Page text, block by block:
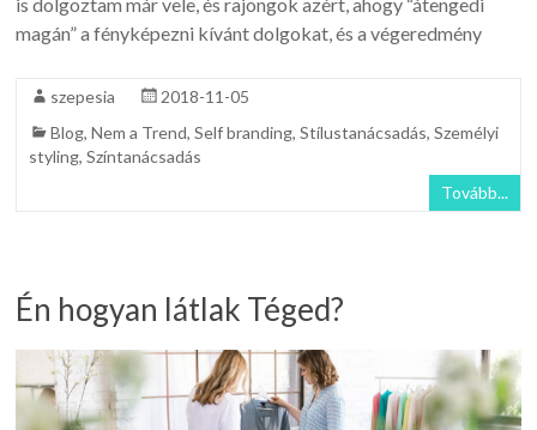
magán” a fényképezni kívánt dolgokat, és a végeredmény
szepesia
2018-11-05
Blog,Nem a Trend,Self branding,Stílustanácsadás,Személyi
styling,Színtanácsadás
Tovább...
Én hogyan látlak Téged?